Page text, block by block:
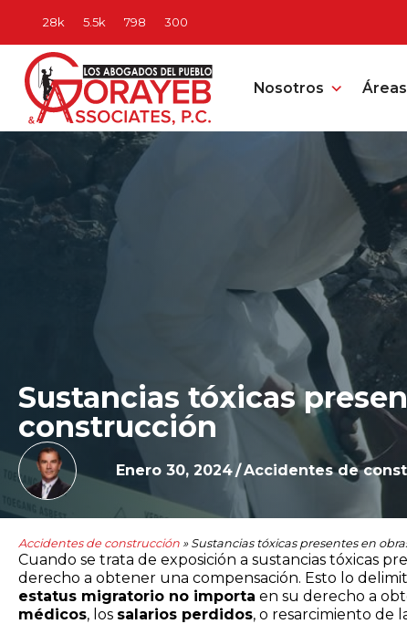
Nosotros
Sustancias tóxicas
construcción
Enero 30, 2024/Accidentes de
Accidentes de construcción » Sustancias tóxicas presentes en
Cuando se trata de exposición a sustancias tóxicas
derecho a obtener una compensación. Esto lo
estatus migratorio no importa en su derecho a
médicos, los salarios perdidos, o resarcimiento de